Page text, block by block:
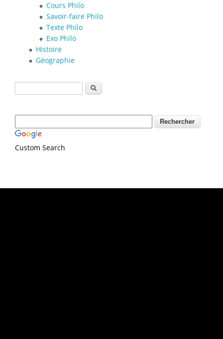
Cours Philo
Savoir-faire Philo
Texte Philo
Exo Philo
Histoire
Géographie
Formulaire de recherche
Rechercher
Custom Search